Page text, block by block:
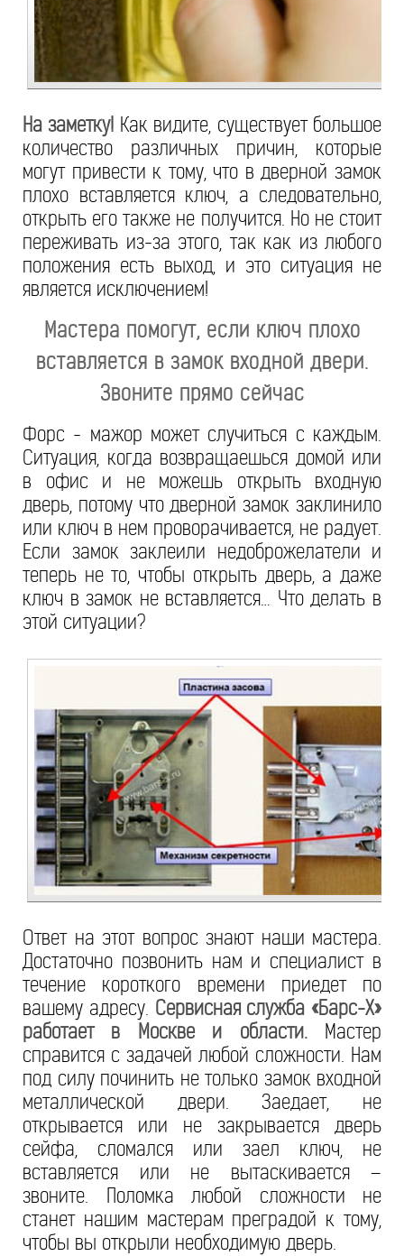
На заметку! Как видите, существует большое
количество различных причин, которые
могут привести к тому, что в дверной замок
плохо вставляется ключ, а следовательно,
открыть его также не получится. Но не стоит
переживать из-за этого, так как из любого
положения есть выход, и это ситуация не
является исключением!
Мастера помогут, если ключ плохо
вставляется в замок входной двери.
Звоните прямо сейчас
Форс - мажор может случиться с каждым.
Ситуация, когда возвращаешься домой или
в офис и не можешь открыть входную
дверь, потому что дверной замок заклинило
или ключ в нем проворачивается, не радует.
Если замок заклеили недоброжелатели и
теперь не то, чтобы открыть дверь, а даже
ключ в замок не вставляется… Что делать в
этой ситуации?
Ответ на этот вопрос знают наши мастера.
Достаточно позвонить нам и специалист в
течение короткого времени приедет по
вашему адресу. Сервисная служба «Барс-Х»
работает в Москве и области.Мастер
справится с задачей любой сложности. Нам
под силу починить не только замок входной
металлической двери. Заедает, не
открывается или не закрывается дверь
сейфа, сломался или заел ключ, не
вставляется или не вытаскивается –
звоните. Поломка любой сложности не
станет нашим мастерам преградой к тому,
чтобы вы открыли необходимую дверь.